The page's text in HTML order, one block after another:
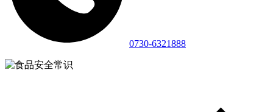
0730-6321888